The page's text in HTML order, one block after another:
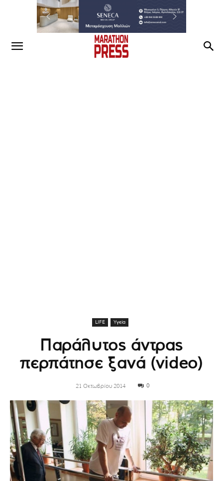
LIFE Υγεία
Παράλυτος άντρας
περπάτησε ξανά (video)
21 Οκτωβρίου 2014 0